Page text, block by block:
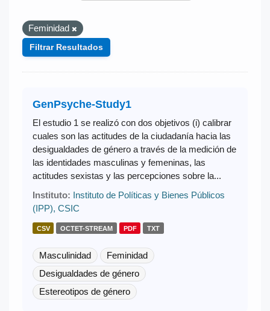
Feminidad
Filtrar Resultados
GenPsyche-Study1
El estudio 1 se realizó con dos objetivos (i) calibrar
cuales son las actitudes de la ciudadanía hacia las
desigualdades de género a través de la medición de
las identidades masculinas y femeninas, las
actitudes sexistas y las percepciones sobre la...
Instituto: Instituto de Políticas y Bienes Públicos
(IPP), CSIC
CSV OCTET-STREAM PDF TXT
Masculinidad
Feminidad
Desigualdades de género
Estereotipos de género